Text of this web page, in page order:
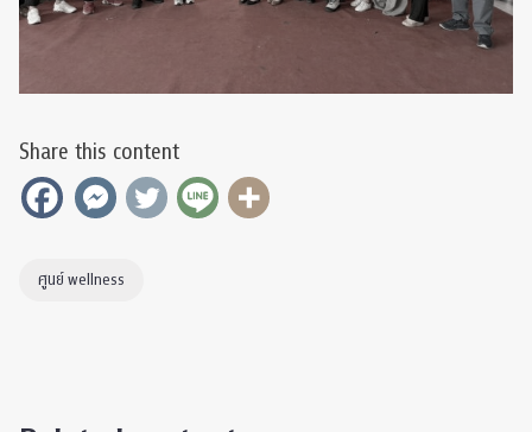
Share this content
ศูนย์ wellness